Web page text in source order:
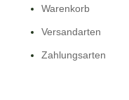
Warenkorb
Versandarten
Zahlungsarten